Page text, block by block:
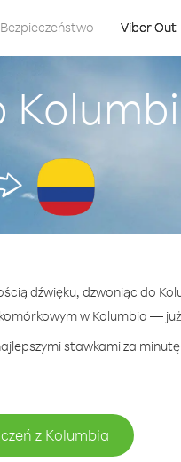
Bezpieczeństwo Viber Out
dźwięku, dzwoniąc do
w Kolumbia —
stawkami za minutę
z Kolumbia